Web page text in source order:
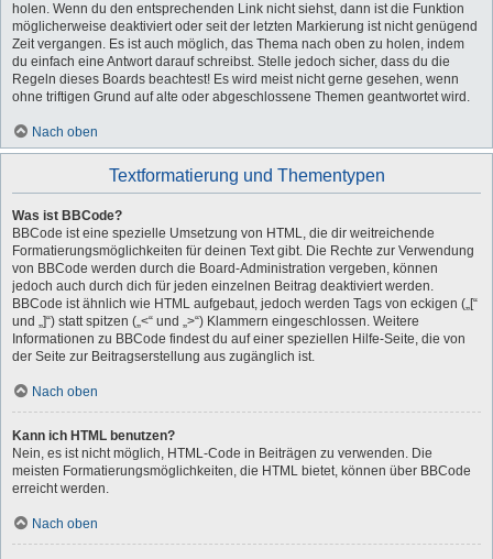
holen. Wenn du den entsprechenden Link nicht siehst, dann ist die Funktion
möglicherweise deaktiviert oder seit der letzten Markierung ist nicht genügend
Zeit vergangen. Es ist auch möglich, das Thema nach oben zu holen, indem
du einfach eine Antwort darauf schreibst. Stelle jedoch sicher, dass du die
Regeln dieses Boards beachtest! Es wird meist nicht gerne gesehen, wenn
ohne triftigen Grund auf alte oder abgeschlossene Themen geantwortet wird.
Nach oben
Textformatierung und Thementypen
Was ist BBCode?
BBCode ist eine spezielle Umsetzung von HTML, die dir weitreichende
Formatierungsmöglichkeiten für deinen Text gibt. Die Rechte zur Verwendung
von BBCode werden durch die Board-Administration vergeben, können
jedoch auch durch dich für jeden einzelnen Beitrag deaktiviert werden.
BBCode ist ähnlich wie HTML aufgebaut, jedoch werden Tags von eckigen („[“
und „]“) statt spitzen („<“ und „>“) Klammern eingeschlossen. Weitere
Informationen zu BBCode findest du auf einer speziellen Hilfe-Seite, die von
der Seite zur Beitragserstellung aus zugänglich ist.
Nach oben
Kann ich HTML benutzen?
Nein, es ist nicht möglich, HTML-Code in Beiträgen zu verwenden. Die
meisten Formatierungsmöglichkeiten, die HTML bietet, können über BBCode
erreicht werden.
Nach oben